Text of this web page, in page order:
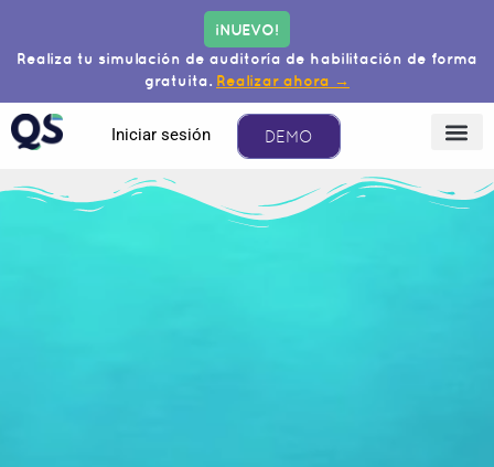
¡NUEVO!
Realiza tu simulación de auditoría de habilitación de forma
gratuita. Realizar ahora →
Iniciar sesión DEMO